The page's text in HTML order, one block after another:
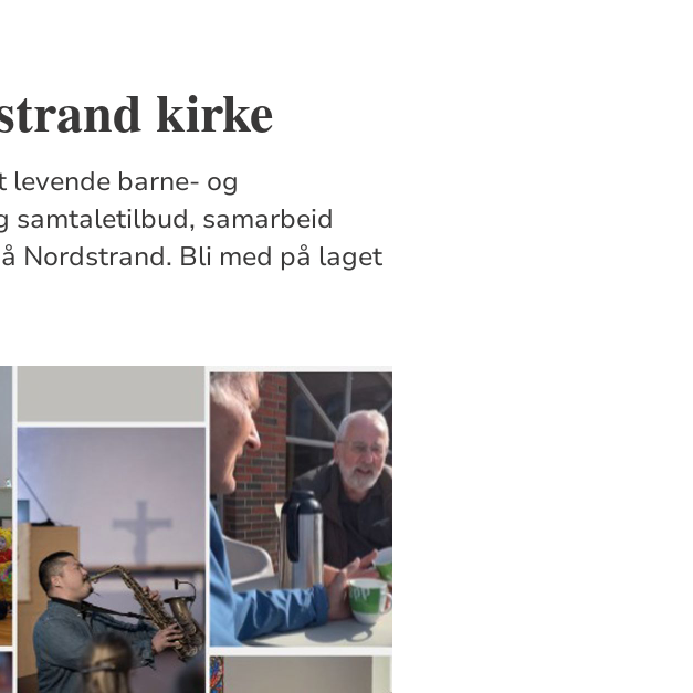
kirke
levende barne- og
samtaletilbud, samarbeid
Nordstrand. Bli med på laget